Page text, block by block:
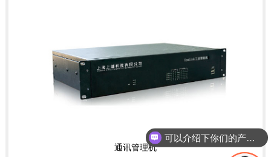
通讯管理机
可以介绍下你们的产品么？